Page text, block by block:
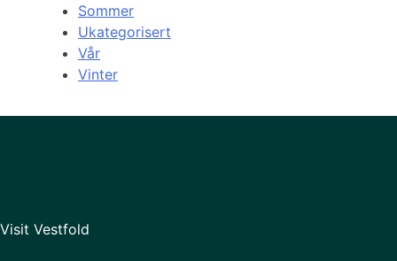
Sommer
Ukategorisert
Vår
Vinter
Visit Vestfold